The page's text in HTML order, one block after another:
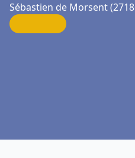
Sébastien de Morsent